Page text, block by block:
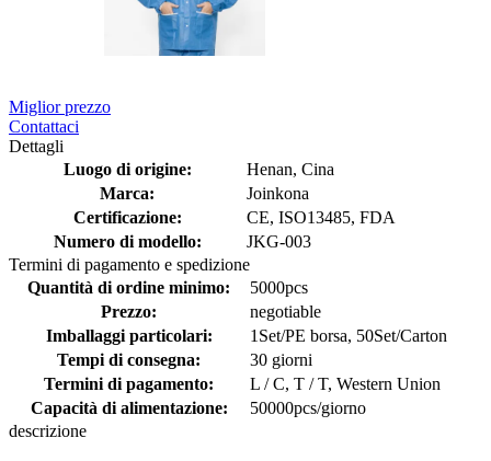
Miglior prezzo
Contattaci
Dettagli
Luogo di origine:
Henan, Cina
Marca:
Joinkona
Certificazione:
CE, ISO13485, FDA
Numero di modello:
JKG-003
Termini di pagamento e spedizione
Quantità di ordine minimo:
5000pcs
Prezzo:
negotiable
Imballaggi particolari:
1Set/PE borsa, 50Set/Carton
Tempi di consegna:
30 giorni
Termini di pagamento:
L / C, T / T, Western Union
Capacità di alimentazione:
50000pcs/giorno
descrizione